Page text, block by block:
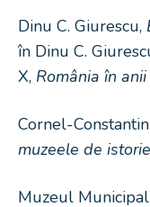
Dinu C. Giurescu,
în Dinu C.
X, România în
Cornel-
muzeele de
Muzeul Municipal